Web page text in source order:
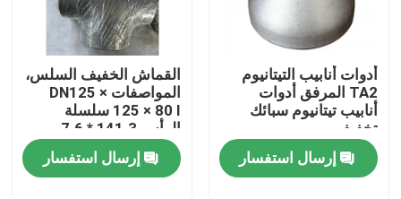
أشرطة فيديو
عرض الواقع الافتراضي
معلومات عنا
أدوات أنابيب التيتانيوم
TA2 المرفق أدوات
أنابيب تيتانيوم سبائك
تخفيف
إرسال استفسار
القماش الخفيف السلس،
المواصفات DN125 ×
125 × 80 I سلسلة
أنابيب الفرع 89 * 7.0
مادة Inconel600 إرسال استفسار